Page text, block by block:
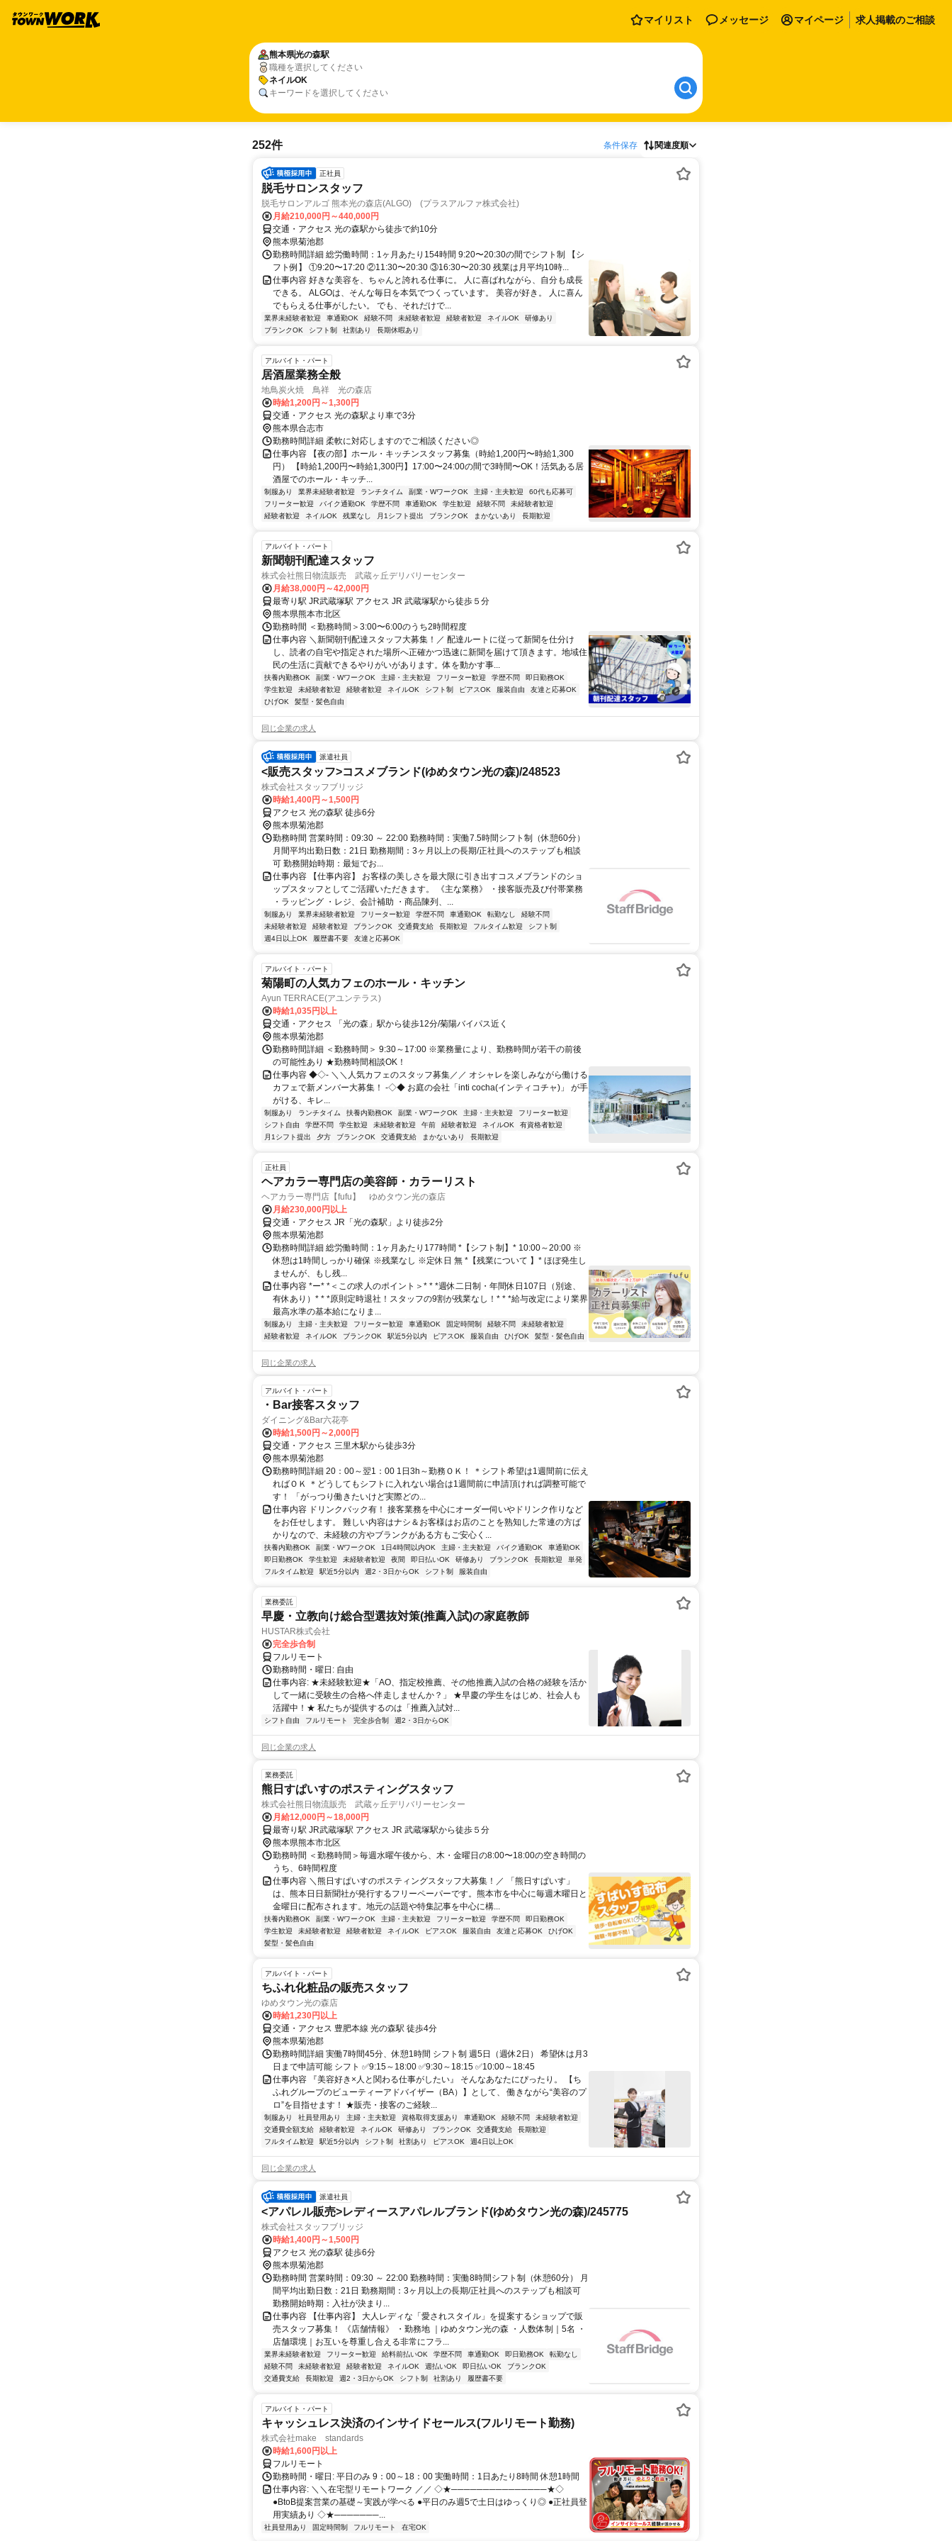
マイリスト メッセージ マイページ 求人掲載のご相談
熊本県光の森駅
職種を選択してください
ネイルOK
キーワードを選択してください
252件 条件保存 関連度順
正社員
脱毛サロンスタッフ
脱毛サロンアルゴ 熊本光の森店(ALGO) (プラスアルファ株式会社)
月給210,000円～440,000円
交通・アクセス 光の森駅から徒歩で約10分
熊本県菊池郡
勤務時間詳細 総労働時間：1ヶ月あたり154時間 9:20〜20:30の間でシフト制 【シ
フト例】 ①9:20〜17:20 ②11:30〜20:30 ③16:30〜20:30 残業は月平均10時...
仕事内容 好きな美容を、ちゃんと誇れる仕事に。 人に喜ばれながら、自分も成長
できる。 ALGOは、そんな毎日を本気でつくっています。 美容が好き。 人に喜ん
でもらえる仕事がしたい。 でも、それだけで...
業界未経験者歓迎 車通勤OK 経験不問 未経験者歓迎 経験者歓迎 ネイルOK
研修あり
ブランクOK
シフト制 社割あり 長期休暇あり
アルバイト・パート
居酒屋業務全般
地鳥炭火焼 鳥祥 光の森店
時給1,200円～1,300円
交通・アクセス 光の森駅より車で3分
熊本県合志市
勤務時間詳細 柔軟に対応しますのでご相談ください◎
仕事内容 【夜の部】ホール・キッチンスタッフ募集（時給1,200円〜時給1,300
円） 【時給1,200円〜時給1,300円】17:00〜24:00の間で3時間〜OK！活気ある居
酒屋でのホール・キッチ...
制服あり 業界未経験者歓迎 ランチタイム 副業・WワークOK 主婦・主夫歓迎
60代も応募可
フリーター歓迎
バイク通勤OK 学歴不問 車通勤OK 学生歓迎 経験不問
未経験者歓迎
経験者歓迎
ネイルOK 残業なし 月1シフト提出 ブランクOK まかないあり 長期歓迎
アルバイト・パート
新聞朝刊配達スタッフ
株式会社熊日物流販売 武蔵ヶ丘デリバリーセンター
月給38,000円～42,000円
最寄り駅 JR武蔵塚駅 アクセス JR 武蔵塚駅から徒歩５分
熊本県熊本市北区
勤務時間 ＜勤務時間＞3:00〜6:00のうち2時間程度
仕事内容 ＼新聞朝刊配達スタッフ大募集！／ 配達ルートに従って新聞を仕分け
し、読者の自宅や指定された場所へ正確かつ迅速に新聞を届けて頂きます。地域住
民の生活に貢献できるやりがいがあります。体を動かす事...
扶養内勤務OK 副業・WワークOK 主婦・主夫歓迎 フリーター歓迎 学歴不問
即日勤務OK
学生歓迎
未経験者歓迎 経験者歓迎 ネイルOK シフト制 ピアスOK 服装自由
友達と応募OK
ひげOK
髪型・髪色自由
同じ企業の求人
派遣社員
<販売スタッフ>コスメブランド(ゆめタウン光の森)/248523
株式会社スタッフブリッジ
時給1,400円～1,500円
アクセス 光の森駅 徒歩6分
熊本県菊池郡
勤務時間 営業時間：09:30 ～ 22:00 勤務時間：実働7.5時間シフト制（休憩60分）
月間平均出勤日数：21日 勤務期間：3ヶ月以上の長期/正社員へのステップも相談
可 勤務開始時期：最短でお...
仕事内容 【仕事内容】 お客様の美しさを最大限に引き出すコスメブランドのショ
ップスタッフとしてご活躍いただきます。 《主な業務》 ・接客販売及び付帯業務
・ラッピング ・レジ、会計補助 ・商品陳列、...
制服あり 業界未経験者歓迎 フリーター歓迎 学歴不問 車通勤OK 転勤なし
経験不問
未経験者歓迎
経験者歓迎 ブランクOK 交通費支給 長期歓迎 フルタイム歓迎
シフト制
週4日以上OK
履歴書不要 友達と応募OK
アルバイト・パート
菊陽町の人気カフェのホール・キッチン
Ayun TERRACE(アユンテラス)
時給1,035円以上
交通・アクセス 「光の森」駅から徒歩12分/菊陽バイパス近く
熊本県菊池郡
勤務時間詳細 ＜勤務時間＞ 9:30～17:00 ※業務量により、勤務時間が若干の前後
の可能性あり ★勤務時間相談OK！
仕事内容 ◆◇- ＼＼人気カフェのスタッフ募集／／ オシャレを楽しみながら働ける
カフェで新メンバー大募集！ -◇◆ お庭の会社「inti cocha(インティコチャ)」 が手
がける、キレ...
制服あり ランチタイム 扶養内勤務OK 副業・WワークOK 主婦・主夫歓迎
フリーター歓迎
シフト自由
学歴不問 学生歓迎 未経験者歓迎 午前 経験者歓迎 ネイルOK
有資格者歓迎
月1シフト提出
夕方 ブランクOK 交通費支給 まかないあり 長期歓迎
正社員
ヘアカラー専門店の美容師・カラーリスト
ヘアカラー専門店【fufu】 ゆめタウン光の森店
月給230,000円以上
交通・アクセス JR「光の森駅」より徒歩2分
熊本県菊池郡
勤務時間詳細 総労働時間：1ヶ月あたり177時間 *【シフト制】* 10:00～20:00 ※
休憩は1時間しっかり確保 ※残業なし ※定休日 無 *【残業について 】* ほぼ発生し
ませんが、もし残...
仕事内容 *ー* *＜この求人のポイント＞* * *週休二日制・年間休日107日（別途、
有休あり）* * *原則定時退社！スタッフの9割が残業なし！* * *給与改定により業界
最高水準の基本給になりま...
制服あり 主婦・主夫歓迎 フリーター歓迎 車通勤OK 固定時間制 経験不問
未経験者歓迎
経験者歓迎
ネイルOK ブランクOK 駅近5分以内 ピアスOK 服装自由 ひげOK 髪型・髪色自由
同じ企業の求人
アルバイト・パート
・Bar接客スタッフ
ダイニング&Bar六花亭
時給1,500円～2,000円
交通・アクセス 三里木駅から徒歩3分
熊本県菊池郡
勤務時間詳細 20：00～翌1：00 1日3h～勤務ＯＫ！ ＊シフト希望は1週間前に伝え
ればＯＫ ＊どうしてもシフトに入れない場合は1週間前に申請頂ければ調整可能で
す！ 「がっつり働きたいけど実際どの...
仕事内容 ドリンクバック有！ 接客業務を中心にオーダー伺いやドリンク作りなど
をお任せします。 難しい内容はナシ＆お客様はお店のことを熟知した常連の方ば
かりなので、未経験の方やブランクがある方もご安心く...
扶養内勤務OK 副業・WワークOK 1日4時間以内OK 主婦・主夫歓迎 バイク通勤OK
車通勤OK
即日勤務OK
学生歓迎 未経験者歓迎 夜間 即日払いOK 研修あり ブランクOK 長期歓迎
単発
フルタイム歓迎
駅近5分以内 週2・3日からOK シフト制 服装自由
業務委託
早慶・立教向け総合型選抜対策(推薦入試)の家庭教師
HUSTAR株式会社
完全歩合制
フルリモート
勤務時間・曜日: 自由
仕事内容: ★未経験歓迎★「AO、指定校推薦、その他推薦入試の合格の経験を活か
して一緒に受験生の合格へ伴走しませんか？」 ★早慶の学生をはじめ、社会人も
活躍中！★ 私たちが提供するのは「推薦入試対...
シフト自由 フルリモート 完全歩合制 週2・3日からOK
同じ企業の求人
業務委託
熊日すぱいすのポスティングスタッフ
株式会社熊日物流販売 武蔵ヶ丘デリバリーセンター
月給12,000円～18,000円
最寄り駅 JR武蔵塚駅 アクセス JR 武蔵塚駅から徒歩５分
熊本県熊本市北区
勤務時間 ＜勤務時間＞毎週水曜午後から、木・金曜日の8:00〜18:00の空き時間の
うち、6時間程度
仕事内容 ＼熊日すぱいすのポスティングスタッフ大募集！／ 「熊日すぱいす」
は、熊本日日新聞社が発行するフリーペーパーです。熊本市を中心に毎週木曜日と
金曜日に配布されます。地元の話題や特集記事を中心に構...
扶養内勤務OK 副業・WワークOK 主婦・主夫歓迎 フリーター歓迎 学歴不問
即日勤務OK
学生歓迎
未経験者歓迎 経験者歓迎 ネイルOK ピアスOK 服装自由 友達と応募OK
ひげOK
髪型・髪色自由
アルバイト・パート
ちふれ化粧品の販売スタッフ
ゆめタウン光の森店
時給1,230円以上
交通・アクセス 豊肥本線 光の森駅 徒歩4分
熊本県菊池郡
勤務時間詳細 実働7時間45分、休憩1時間 シフト制 週5日（週休2日） 希望休は月3
日まで申請可能 シフト ✅9:15～18:00 ✅9:30～18:15 ✅10:00～18:45
仕事内容 『美容好き×人と関わる仕事がしたい』 そんなあなたにぴったり。 【ち
ふれグループのビューティーアドバイザー（BA）】として、 働きながら“美容のプ
ロ”を目指せます！ ★販売・接客のご経験...
制服あり 社員登用あり 主婦・主夫歓迎 資格取得支援あり 車通勤OK 経験不問
未経験者歓迎
交通費全額支給
経験者歓迎 ネイルOK 研修あり ブランクOK 交通費支給
長期歓迎
フルタイム歓迎
駅近5分以内 シフト制 社割あり ピアスOK 週4日以上OK
同じ企業の求人
派遣社員
<アパレル販売>レディースアパレルブランド(ゆめタウン光の森)/245775
株式会社スタッフブリッジ
時給1,400円～1,500円
アクセス 光の森駅 徒歩6分
熊本県菊池郡
勤務時間 営業時間：09:30 ～ 22:00 勤務時間：実働8時間シフト制（休憩60分） 月
間平均出勤日数：21日 勤務期間：3ヶ月以上の長期/正社員へのステップも相談可
勤務開始時期：入社が決まり...
仕事内容 【仕事内容】 大人レディな「愛されスタイル」を提案するショップで販
売スタッフ募集！ 《店舗情報》 ・勤務地 ｜ゆめタウン光の森 ・人数体制｜5名 ・
店舗環境｜お互いを尊重し合える非常にフラ...
業界未経験者歓迎 フリーター歓迎 給料前払いOK 学歴不問 車通勤OK 即日勤務OK
転勤なし
経験不問
未経験者歓迎 経験者歓迎 ネイルOK 週払いOK 即日払いOK
ブランクOK
交通費支給
長期歓迎 週2・3日からOK シフト制 社割あり 履歴書不要
アルバイト・パート
キャッシュレス決済のインサイドセールス(フルリモート勤務)
株式会社make standards
時給1,600円以上
フルリモート
勤務時間・曜日: 平日のみ 9：00～18：00 実働時間：1日あたり8時間 休憩1時間
仕事内容: ＼＼在宅型リモートワーク ／／ ◇★───────────────★◇
●BtoB提案営業の基礎～実践が学べる ●平日のみ週5で土日はゆっくり◎ ●正社員登
用実績あり ◇★───────...
社員登用あり 固定時間制 フルリモート 在宅OK